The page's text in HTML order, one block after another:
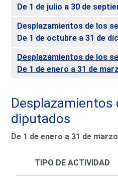
De 1 de julio a 30 de
Desplazamientos de los
De 1 de octubre a 31 de
Desplazamientos de los
De 1 de enero a 31 de
Desplazamientos
diputados
De 1 de enero a 31 de
TIPO DE ACTIVIDAD